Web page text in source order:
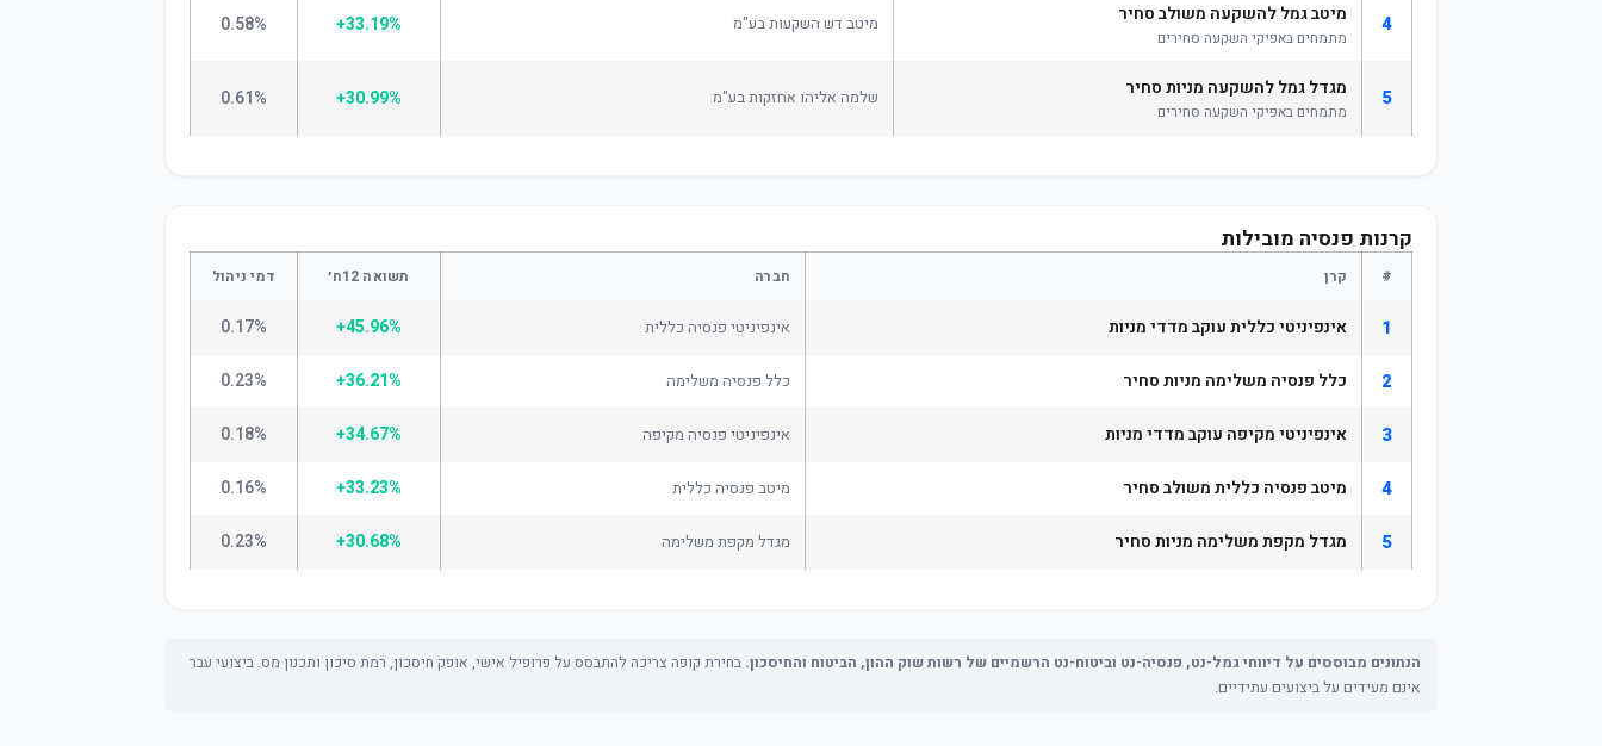
4 מיטב גמל להשקעה משולב סחיר
מתמחים באפיקי השקעה סחירים
מיטב דש השקעות בע"מ +33.19%
0.58%
5 מגדל גמל להשקעה מניות סחיר
מתמחים באפיקי השקעה סחירים
שלמה אליהו אחזקות בע"מ +30.99%
0.61%
קרנות פנסיה מובילות
# קרן חברה תשואה 12ח׳ דמי ניהול
1 אינפיניטי כללית עוקב מדדי מניות אינפיניטי פנסיה כללית +45.96%
0.17%
2 כלל פנסיה משלימה מניות סחיר כלל פנסיה משלימה +36.21%
0.23%
3 אינפיניטי מקיפה עוקב מדדי מניות אינפיניטי פנסיה מקיפה +34.67%
0.18%
4 מיטב פנסיה כללית משולב סחיר מיטב פנסיה כללית +33.23%
0.16%
5 מגדל מקפת משלימה מניות סחיר מגדל מקפת משלימה +30.68%
0.23%
הנתונים מבוססים על דיווחי גמל-נט, פנסיה-נט וביטוח-נט הרשמיים של רשות שוק ההון, הביטוח והחיסכון. בחירת קופה צריכה להתבסס על פרופיל אישי, אופק חיסכון, רמת סיכון ותכנון מס. ביצועי עבר
אינם מעידים על ביצועים עתידיים.